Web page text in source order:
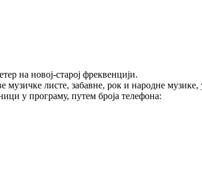
на новој-старој фреквенцији.
листе, забавне, рок и народне
у програму, путем броја телефона: